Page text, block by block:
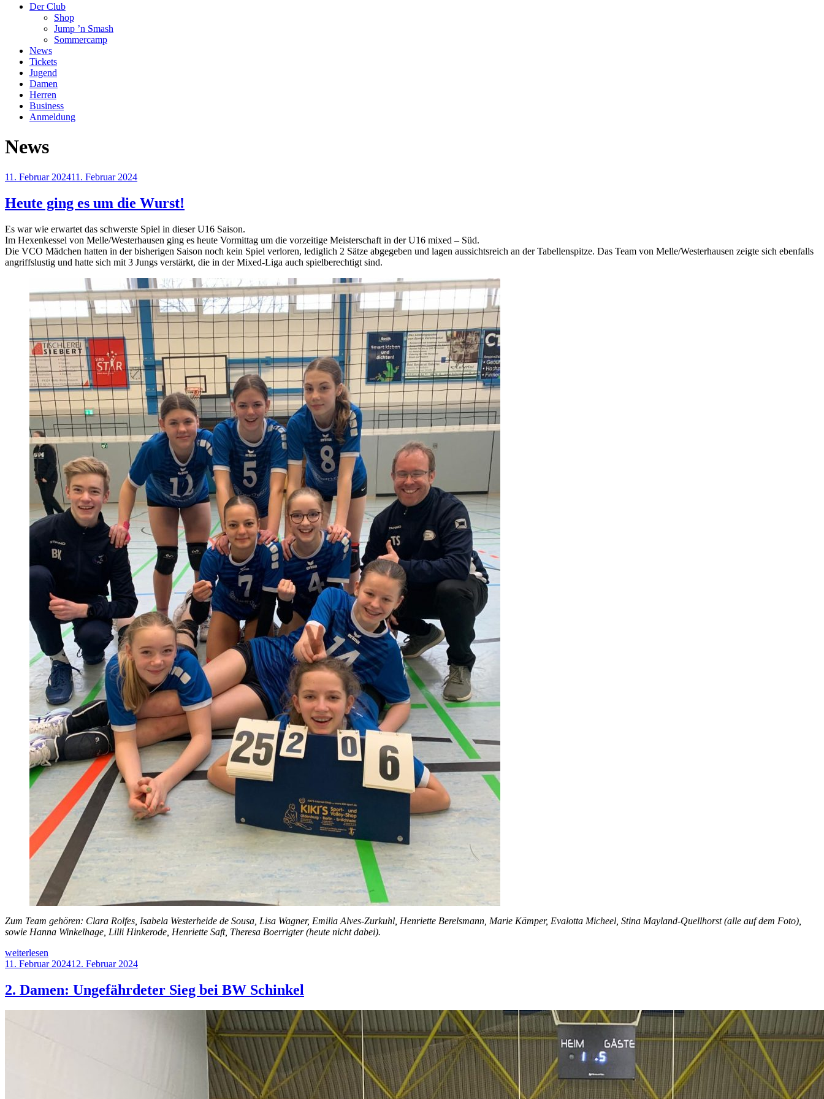
Der Club
Shop
Jump ’n Smash
Sommercamp
News
Tickets
Jugend
Damen
Herren
Business
Anmeldung
News
Veröffentlicht
11. Februar 202411. Februar 2024
Heute ging es um die Wurst!
Es war wie erwartet das schwerste Spiel in dieser U16 Saison.
Im Hexenkessel von Melle/Westerhausen ging es heute Vormittag um die vorzeitige Meisterschaft in der U16 mixed – Süd.
Die VCO Mädchen hatten in der bisherigen Saison noch kein Spiel verloren, lediglich 2 Sätze abgegeben und lagen aussichtsreich an der Tabellenspitze. Das Team von Melle/Westerhausen zeigte sich ebenfalls
angriffslustig und hatte sich mit 3 Jungs verstärkt, die in der Mixed-Liga auch spielberechtigt sind.
Zum Team gehören: Clara Rolfes, Isabela Westerheide de Sousa, Lisa Wagner, Emilia Alves-Zurkuhl, Henriette Berelsmann, Marie Kämper, Evalotta Micheel, Stina Mayland-Quellhorst (alle auf dem Foto),
sowie Hanna Winkelhage, Lilli Hinkerode, Henriette Saft, Theresa Boerrigter (heute nicht dabei).
„Heute
ging
um
die
weiterlesen
Veröffentlicht
11. Februar 202412. Februar 2024
2. Damen: Ungefährdeter Sieg bei BW Schinkel